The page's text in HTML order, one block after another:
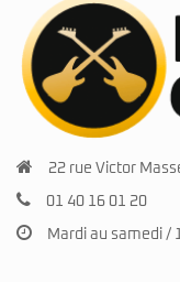
22 rue Victor
01 40 16 01 20
Mardi au samedi /